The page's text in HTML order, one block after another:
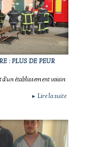
: PLUS DE PEUR
d'un établissement voisin
► Lire la suite